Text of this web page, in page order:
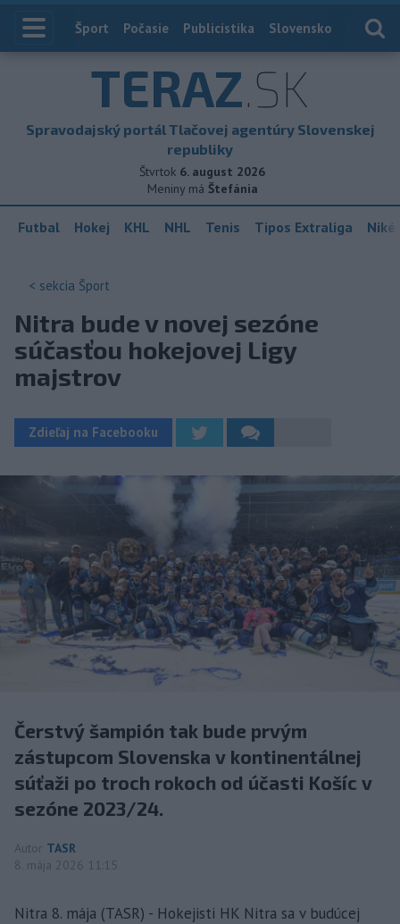
Index
Šport Počasie Publicistika Slovensko
TERAZ.SK
Spravodajský portál Tlačovej agentúry Slovenskej
republiky
Štvrtok 6. august 2026
Meniny má Štefánia
Futbal Hokej KHL NHL Tenis Tipos Extraliga
< sekcia Šport
Nitra bude v novej sezóne
súčasťou hokejovej Ligy
majstrov
Zdieľaj na Facebooku
Čerstvý šampión tak bude prvým
zástupcom Slovenska v kontinentálnej
súťaži po troch rokoch od účasti Košíc v
sezóne 2023/24.
Autor TASR
8. mája 2026 11:15
Nitra 8. mája (TASR) - Hokejisti HK Nitra sa v budúcej